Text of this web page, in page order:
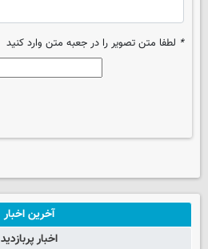
* لطفا متن تصویر را در جعبه متن وارد کنید
آخرین اخبار
اخبار پربازدید